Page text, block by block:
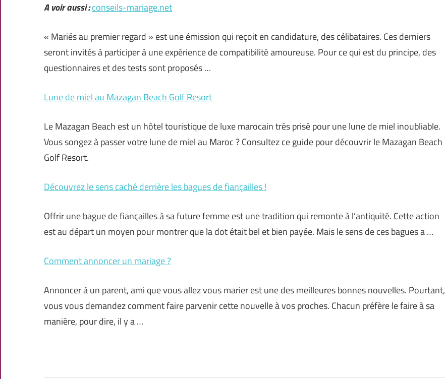
A voir aussi :conseils-mariage.net
« Mariés au premier regard » est une émission qui reçoit en candidature, des célibataires. Ces derniers
seront invités à participer à une expérience de compatibilité amoureuse. Pour ce qui est du principe, des
questionnaires et des tests sont proposés …
Lune de miel au Mazagan Beach Golf Resort
Le Mazagan Beach est un hôtel touristique de luxe marocain très prisé pour une lune de miel inoubliable.
Vous songez à passer votre lune de miel au Maroc ? Consultez ce guide pour découvrir le Mazagan Beach
Golf Resort.
Découvrez le sens caché derrière les bagues de fiançailles !
Offrir une bague de fiançailles à sa future femme est une tradition qui remonte à l’antiquité. Cette action
est au départ un moyen pour montrer que la dot était bel et bien payée. Mais le sens de ces bagues a …
Comment annoncer un mariage ?
Annoncer à un parent, ami que vous allez vous marier est une des meilleures bonnes nouvelles. Pourtant,
vous vous demandez comment faire parvenir cette nouvelle à vos proches. Chacun préfère le faire à sa
manière, pour dire, il y a …